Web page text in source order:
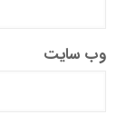
وب‌ سایت